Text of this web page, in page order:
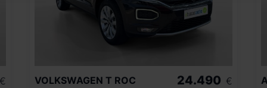
€
VOLKSWAGEN T ROC
24.490 €